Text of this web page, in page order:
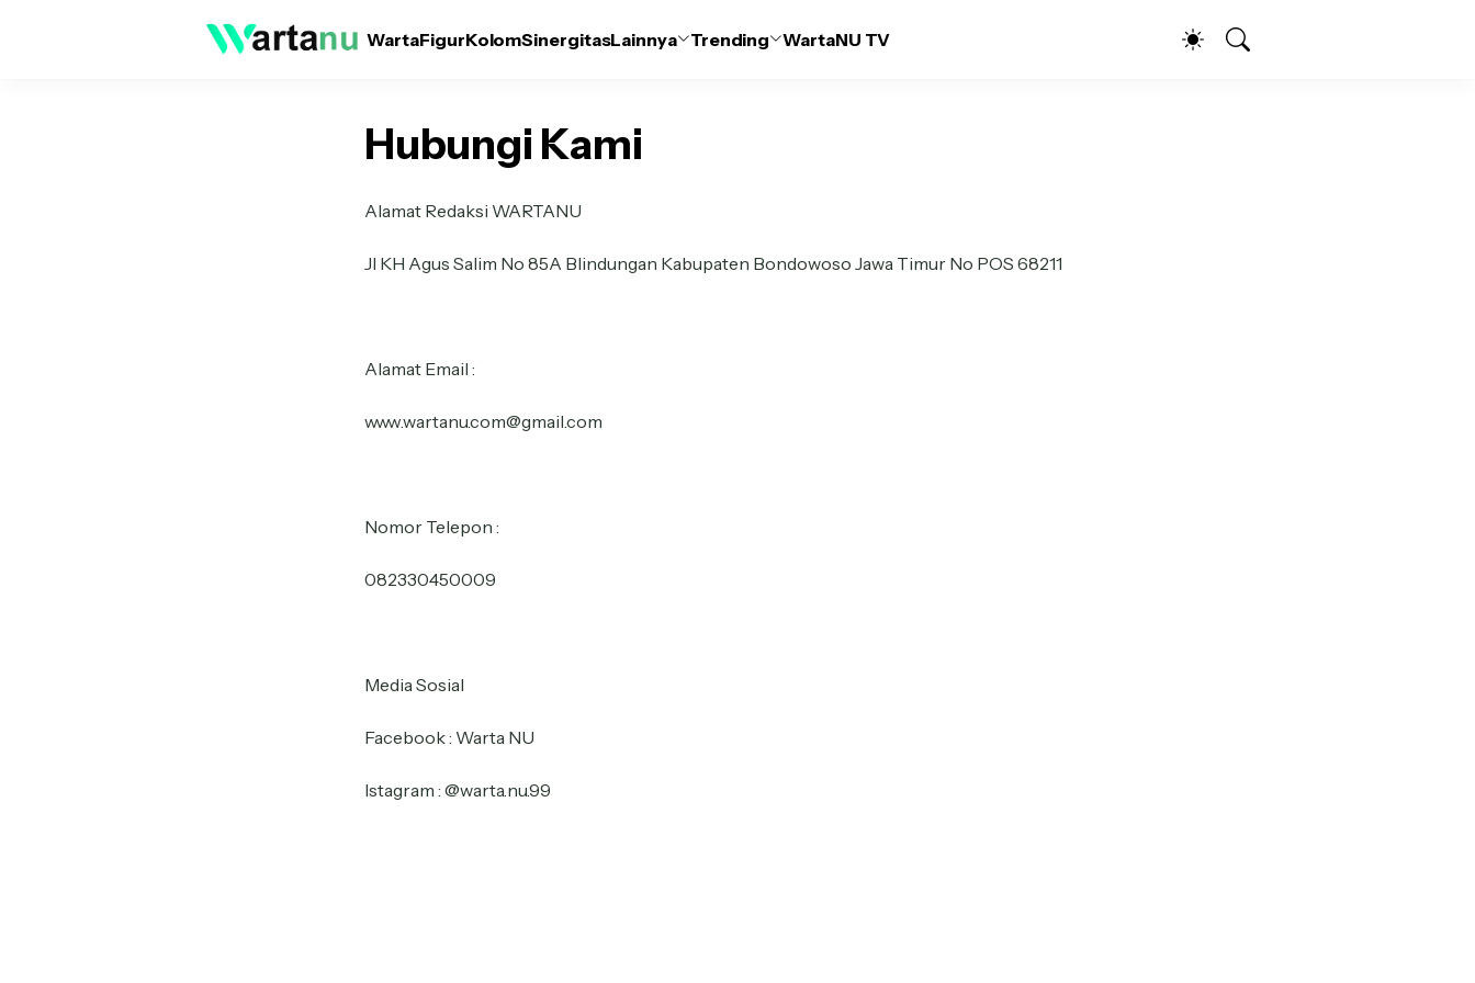
WartaFigurKolomSinergitasLainnya Trending WartaNU TV
Hubungi Kami
Alamat Redaksi WARTANU
Jl KH Agus Salim No 85A Blindungan Kabupaten Bondowoso Jawa Timur No POS 68211
Alamat Email :
www.wartanu.com@gmail.com
Nomor Telepon :
082330450009
Media Sosial
Facebook : Warta NU
Istagram : @warta.nu.99